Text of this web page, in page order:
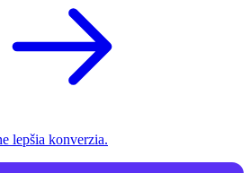
lepšia konverzia.